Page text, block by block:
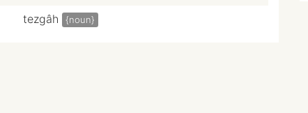
tezgâh {noun}